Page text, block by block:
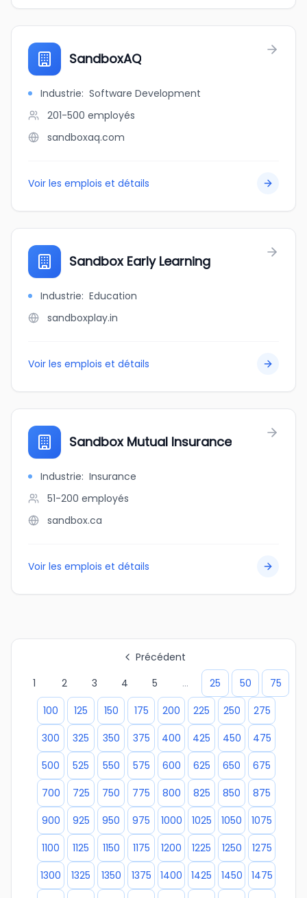
SandboxAQ
Industrie: Software Development
201-500 employés
sandboxaq.com
Voir les emplois et détails
Sandbox Early Learning
Industrie: Education
sandboxplay.in
Voir les emplois et détails
Sandbox Mutual Insurance
Industrie: Insurance
51-200 employés
sandbox.ca
Voir les emplois et détails
Précédent
1
2 3 4 5 ... 25 50
75
100
125 150 175 200 225 250
275
300
325 350 375 400 425 450
475
500
525 550 575 600 625 650
675
700
725 750 775 800 825 850
875
900
925 950 975 1000 1025 1050
1075
1100
1125 1150 1175 1200 1225 1250
1275
1300
1325 1350 1375 1400 1425 1450
1475